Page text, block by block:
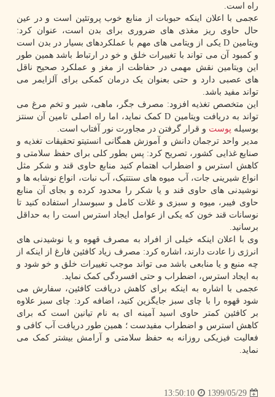
راه است.
عجمی با اعلان اینکه حبوبات از منابع خوب پروتئین است و در عین
حال حاوی ریز مغذی های ضروری برای بدن است، عنوان کرد:
ویتامین D یکی از ویتامی های مهم با عملکردهای بسیار در بدن است
و کمبود آن می تواند با تغییرات خلق و خو در ارتباط باشد همین طور
این ویتامین نقش مهمی در حفاظت از مغز و عملکرد صحیح ناقل
های عصبی دارد و حتی بعنوان یک درمان کمکی برای آلزایمر می
تواند مفید باشد.
این متخصص تغذیه افزود: مصرف جگر، ماهی، شیر و تخم مرغ می
تواند به دریافت ویتامین D کمک نماید، اما راه اصلی تامین آن سنتز
بوسیله پوست و قرار گرفتن در مجاورت نور آفتاب است.
مدیر واحد ترجمان دانش و آموزش همگانی انستیتو تحقیقات تغذیه و
صنایع غذایی کشور، تصریح کرد: پس بطور کلی برای حفظ سلامتی و
کاهش استرس و اضطراب اهتمام کنید منابع حاوی قند و شکر مثل
انواع شیرینی جات، آب میوه های سنتتیک، آب نبات، انواع نوشابه ها و
نوشیدنی های حاوی قند و یا شکر را محدود کرده و بجای آن منابع
حاوی فیبر، میوه و سبزی و غلات کامل و سبوسدار استفاده کنید تا
نوسانات قند خون که یکی از عوامل ایجاد استرس است را به حداقل
برسانید.
وی با اعلان اینکه خیلی از افراد به مصرف قهوه و یا نوشیدنی های
انرژی زا عادت دارند، اشاره کرد: مصرف زیاد کافئین فارغ از اینکه از
چه منبع و یا منابعی باشد می تواند موجب تغییرات خلق و خو شود و
به ایجاد استرس، اضطراب و حتی افسردگی کمک نماید.
عجمی با اشاره به اینکه برای کاهش دریافت کافئین، سفارش می
شود قهوه را با چای سبز جایگزین کنید، اضافه کرد: چای سبز علاوه
بر کافئین کمتر حاوی اسید آمینه ای به نام تیانین است که برای
کاهش استرس و اضطراب مفیدست ؛ همین طور دریافت آب کافی و
فعالیت فیزیکی روزانه به حفظ سلامتی و آرامش بیشتر کمک می
نماید.
1399/05/29
13:50:10